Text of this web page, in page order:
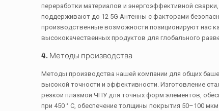
переработки материалов и энергоэффективной
поддерживают до 12 5G Антенны с факторами
производственные возможности позиционируют нас
высококачественных продуктов для глобального
4. Методы производства
Методы производства нашей компании для общих
высокой точности и эффективности. Изготовление
резкой плазмой ЧПУ для точных форм элементов,
при 450 ° C, обеспечение толщины покрытия 50–100